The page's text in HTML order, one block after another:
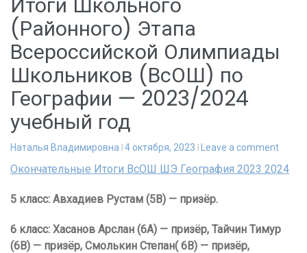
(Районного) Этапа
Всероссийской Олимпиады
Школьников (ВсОШ) по
Географии — 2023/2024
учебный год
Наталья Владимировна 4 октября, 2023 Leave a comment
Окончательные Итоги ВсОШ ШЭ География 2023 2024
5 класс: Авхадиев Рустам (5В) — призёр.
6 класс: Хасанов Арслан (6А) — призёр, Тайчин Тимур
(6В) — призёр, Смолькин Степан( 6В) — призёр,